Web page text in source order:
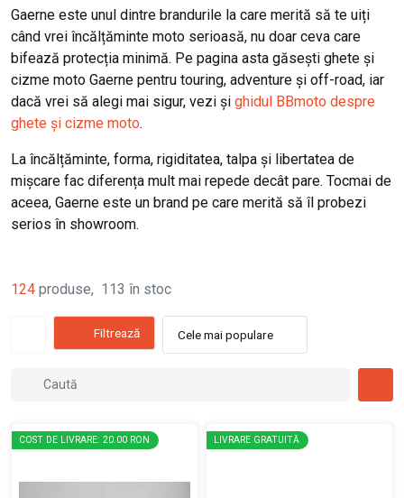
Gaerne este unul dintre brandurile la care merită să te uiți
când vrei încălțăminte moto serioasă, nu doar ceva care
bifează protecția minimă. Pe pagina asta găsești ghete și
cizme moto Gaerne pentru touring, adventure și off-road, iar
dacă vrei să alegi mai sigur, vezi și ghidul BBmoto despre
ghete și cizme moto.
La încălțăminte, forma, rigiditatea, talpa și libertatea de
mișcare fac diferența mult mai repede decât pare. Tocmai de
aceea, Gaerne este un brand pe care merită să îl probezi
serios în showroom.
124 produse, 113 în stoc
Filtrează Cele mai populare
COST DE LIVRARE: 20.00 RON LIVRARE GRATUITĂ